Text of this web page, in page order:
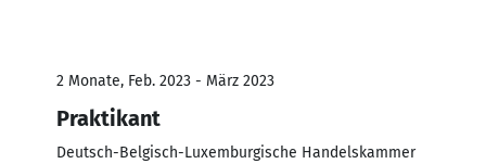
2 Monate, Feb. 2023 - März 2023
Praktikant
Deutsch-Belgisch-Luxemburgische Handelskammer